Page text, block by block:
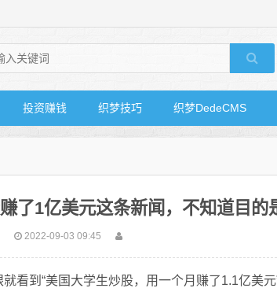
投资赚钱 织梦技巧 织梦DedeCMS
了1亿美元这条新闻，不知道目的
2022-09-03 09:45
看到“美国大学生炒股，用一个月赚了1.1亿美